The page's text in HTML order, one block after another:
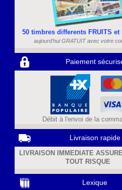
50 timbres differents FRUITS et
aujourd'hui GRATUIT avec votre
Paiement
Débit à l'envoi de la
Livraison rapide
LIVRAISON IMMEDIATE
TOUT RISQUE
Lexique